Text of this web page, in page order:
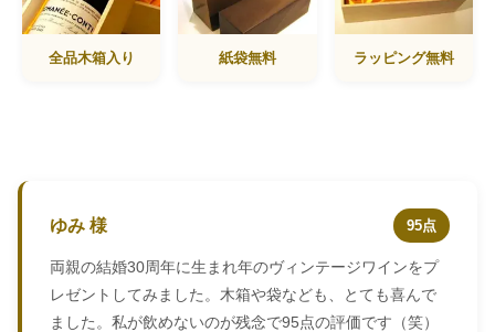
全品木箱入り 紙袋無料 ラッピング無料
ゆみ 様 95点
両親の結婚30周年に生まれ年のヴィンテージワインをプ
レゼントしてみました。木箱や袋なども、とても喜んで
ました。私が飲めないのが残念で95点の評価です（笑）